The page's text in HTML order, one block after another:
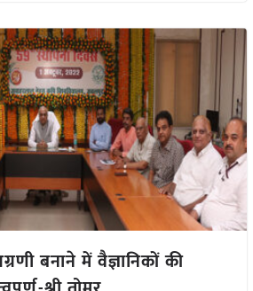
बनाने में वैज्ञानिकों की